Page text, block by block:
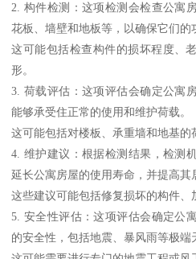
2. 构件检测：这项检测会检查公寓
花板、墙壁和地板等，以确保它们的
这可能包括检查构件的损坏程度、
形。
3. 荷载评估：这项评估会确定公寓
能够承受住正常的使用和维护荷载。
这可能包括对楼板、承重墙和地基的
4. 维护建议：根据检测结果，检测
延长公寓房屋的使用寿命，并提高其
这些建议可能包括修复损坏的构件、
5. 安全性评估：这项评估会确定公
的安全性，包括地震、暴风雨等极端